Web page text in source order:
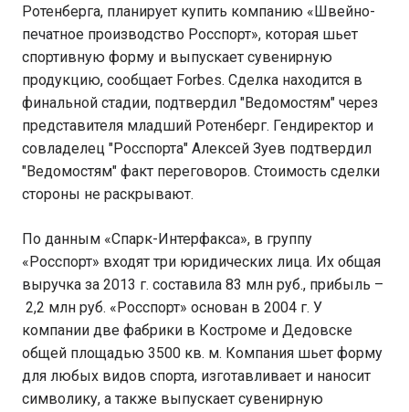
Ротенберга, планирует купить компанию «Швейно-
печатное производство Росспорт», которая шьет
спортивную форму и выпускает сувенирную
продукцию, сообщает Forbes. Сделка находится в
финальной стадии, подтвердил "Ведомостям" через
представителя младший Ротенберг. Гендиректор и
совладелец "Росспорта" Алексей Зуев подтвердил
"Ведомостям" факт переговоров. Стоимость сделки
стороны не раскрывают.
По данным «Спарк-Интерфакса», в группу
«Росспорт» входят три юридических лица. Их общая
выручка за 2013 г. составила 83 млн руб., прибыль –
2,2 млн руб. «Росспорт» основан в 2004 г. У
компании две фабрики в Костроме и Дедовске
общей площадью 3500 кв. м. Компания шьет форму
для любых видов спорта, изготавливает и наносит
символику, а также выпускает сувенирную